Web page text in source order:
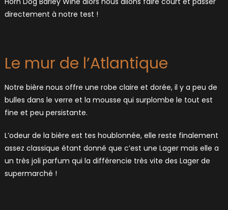
directement à notre test !
Le mur de l’Atlantique
Notre bière nous offre une robe claire et dorée, il y a peu de
bulles dans le verre et la mousse qui surplombe le tout est
fine et peu persistante.
L’odeur de la bière est tes houblonnée, elle reste finalement
assez classique étant donné que c’est une Lager mais elle a
un très joli parfum qui la différencie très vite des Lager de
supermarché !